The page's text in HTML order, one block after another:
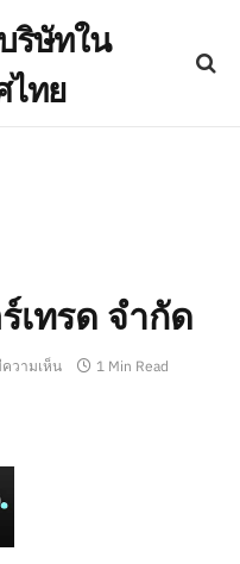
ริษัทใน
ไทย
เทรด จำกัด
วามเห็น 1 Min Read